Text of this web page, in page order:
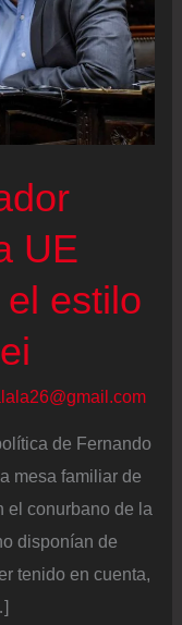
UE
estilo
de Fernando
mesa familiar de
el conurbano de la
disponían de
tenido en cuenta,